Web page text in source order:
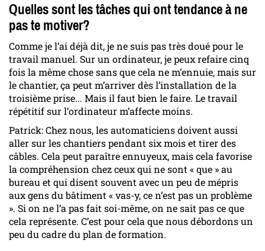
Quelles sont les tâches qui ont tendance à ne
pas te motiver?
Comme je l’ai déjà dit, je ne suis pas très doué pour le
travail manuel. Sur un ordinateur, je peux refaire cinq
fois la même chose sans que cela ne m’ennuie, mais sur
le chantier, ça peut m’arriver dès l’installation de la
troisième prise... Mais il faut bien le faire. Le travail
répétitif sur l’ordinateur m’affecte moins.
Patrick: Chez nous, les automaticiens doivent aussi
aller sur les chantiers pendant six mois et tirer des
câbles. Cela peut paraître ennuyeux, mais cela favorise
la compréhension chez ceux qui ne sont « que » au
bureau et qui disent souvent avec un peu de mépris
aux gens du bâtiment « vas-y, ce n’est pas un problème
». Si on ne l’a pas fait soi-même, on ne sait pas ce que
cela représente. C’est pour cela que nous débordons un
peu du cadre du plan de formation.